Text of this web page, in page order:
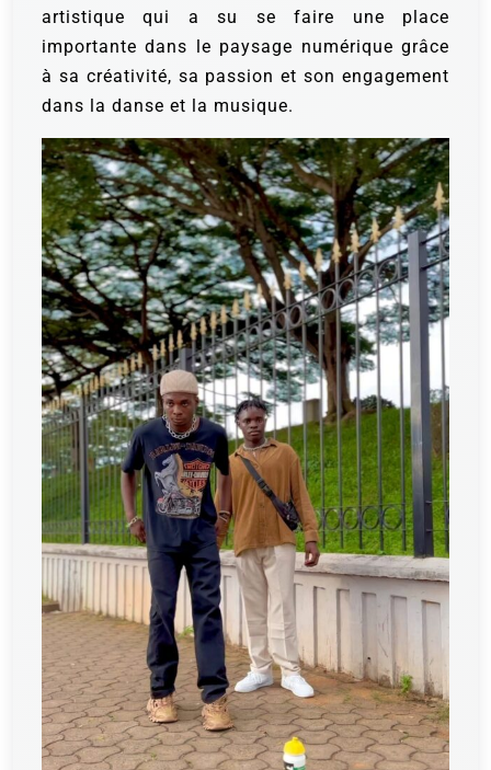
artistique qui a su se faire une place
importante dans le paysage numérique grâce
à sa créativité, sa passion et son engagement
dans la danse et la musique.